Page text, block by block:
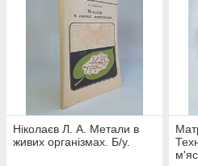
Ніколаєв Л. А. Метали в
живих організмах. Б/у.